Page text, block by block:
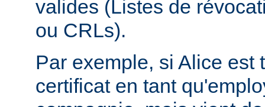
valides (Listes de
ou CRLs).
Par exemple, si Alice est
certificat en tant